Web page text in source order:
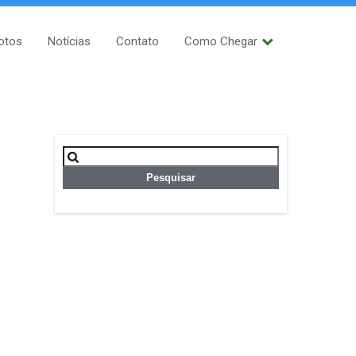
Notícias Contato Como Chegar
Pesquisar
por: